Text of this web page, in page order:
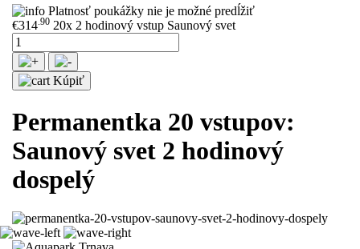
Platnosť poukážky nie je možné predĺžiť
€314.90 20x 2 hodinový vstup Saunový svet
Kúpiť
Permanentka 20 vstupov:
Saunový svet 2 hodinový
dospelý